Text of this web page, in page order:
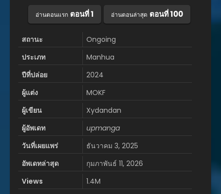
อ่านตอนแรก ตอนที่ 1 อ่านตอนล่าสุด ตอนที่ 100
สถานะ
Ongoing
ประเภท
Manhua
ปีที่ปล่อย
2024
ผู้แต่ง
MOKF
ผู้เขียน
Xydandan
ผู้อัพเดท
upmanga
วันที่เผยแพร่
ธันวาคม 3, 2025
อัพเดทล่าสุด
กุมภาพันธ์ 11, 2026
Views
1.4M